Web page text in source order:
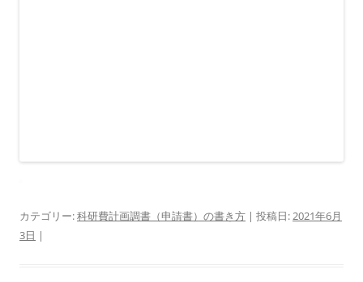
カテゴリー:科研費計画調書（申請書）の書き方 | 投稿日:2021年6月
3日 |